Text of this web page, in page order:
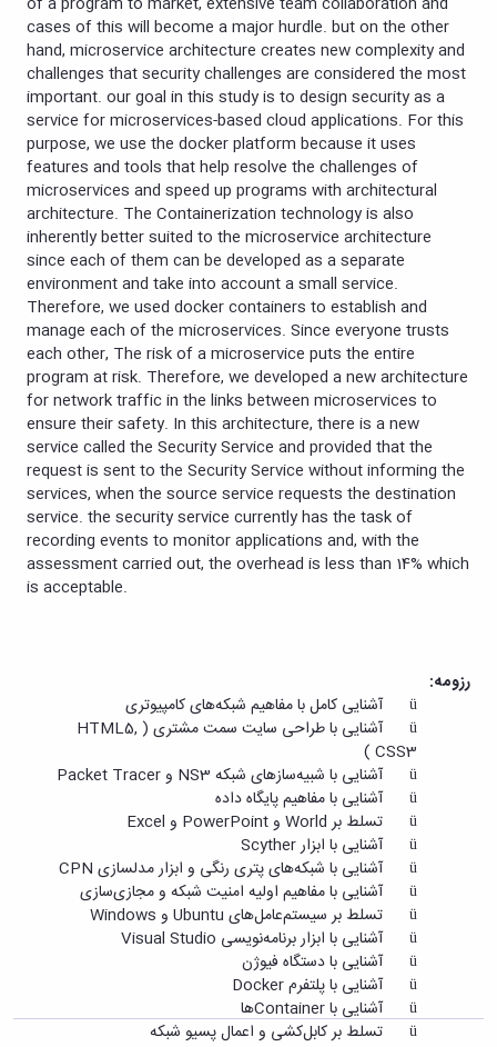
cases of this will become a major hurdle. but on the other
hand, microservice architecture creates new complexity and
challenges that security challenges are considered the most
important. our goal in this study is to design security as a
service for microservices-based cloud applications. For this
purpose, we use the docker platform because it uses
features and tools that help resolve the challenges of
microservices and speed up programs with architectural
architecture. The Containerization technology is also
inherently better suited to the microservice architecture
since each of them can be developed as a separate
environment and take into account a small service.
Therefore, we used docker containers to establish and
manage each of the microservices. Since everyone trusts
each other, The risk of a microservice puts the entire
program at risk. Therefore, we developed a new architecture
for network traffic in the links between microservices to
ensure their safety. In this architecture, there is a new
service called the Security Service and provided that the
request is sent to the Security Service without informing the
services, when the source service requests the destination
service. the security service currently has the task of
recording events to monitor applications and, with the
assessment carried out, the overhead is less than 14% which
is acceptable.
رزومه:
ü آشنایی کامل با مفاهیم شبکه‌های کامپیوتری
ü آشنایی با طراحی سایت سمت مشتری (
HTML5,
CSS3
)
ü آشنایی با شبیه‌سازهای شبکه
NS3 و Packet Tracer
ü آشنایی با مفاهیم پایگاه داده
ü تسلط بر
World و PowerPoint و Excel
ü آشنایی با ابزار
Scyther
ü آشنایی با شبکه‌های پتری رنگی و ابزار مدلسازی
CPN
ü آشنایی با مفاهیم اولیه امنیت شبکه و مجازی‌سازی
ü تسلط بر سیستم‌عامل‌های
Ubuntu و Windows
ü آشنایی با ابزار برنامه‌نویسی
Visual Studio
ü آشنایی با دستگاه فیوژن
ü آشنایی با پلتفرم
Docker
ü آشنایی با
Containerها
ü تسلط بر کابل‌کشی و اعمال پسیو شبکه